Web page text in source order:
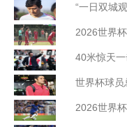
“一日双城观赛：
2026世界杯“隐形科
40米惊天一击
世界杯球员
2026世界杯